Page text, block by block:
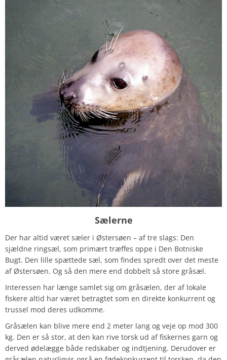
Sælerne
Der har altid været sæler i Østersøen – af tre slags: Den
sjældne ringsæl, som primært træffes oppe i Den Botniske
Bugt. Den lille spættede sæl, som findes spredt over det meste
af Østersøen. Og så den mere end dobbelt så store gråsæl.
Interessen har længe samlet sig om gråsælen, der af lokale
fiskere altid har været betragtet som en direkte konkurrent og
trussel mod deres udkomme.
Gråsælen kan blive mere end 2 meter lang og veje op mod 300
kg. Den er så stor, at den kan rive torsk ud af fiskernes garn og
derved ødelægge både redskaber og indtjening. Derudover er